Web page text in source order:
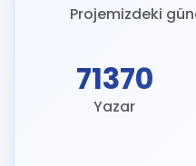
Projemizdeki
71370
Yazar